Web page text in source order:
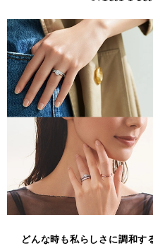
どんな時も私らしさに調和す